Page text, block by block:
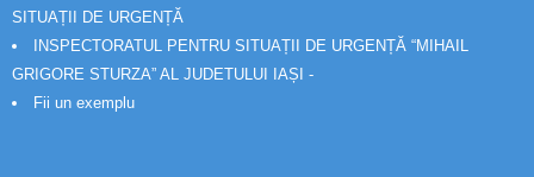
SITUAȚII DE URGENȚĂ
INSPECTORATUL PENTRU SITUAȚII DE URGENȚĂ “MIHAIL
GRIGORE STURZA” AL JUDETULUI IAȘI -
Fii un exemplu